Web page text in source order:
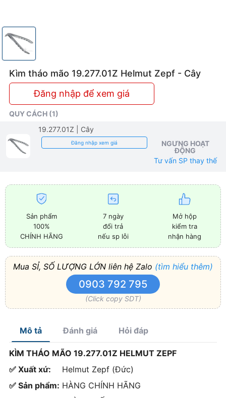
Kìm tháo mão 19.277.01Z Helmut Zepf - Cây
Đăng nhập để xem giá
QUY CÁCH (1)
19.277.01Z
| Cây
Đăng nhập xem giá
NGƯNG HOẠT
ĐỘNG
Tư vấn SP thay thế
Sản phẩm
100%
CHÍNH HÃNG
7 ngày
đổi trả
nếu sp lỗi
Mở hộp
kiểm tra
nhận hàng
Mua SỈ, SỐ LƯỢNG LỚN liên hệ Zalo (tìm hiểu thêm)
0903 792 795
(Click copy SDT)
Mô tả Đánh giá Hỏi đáp
KÌM THÁO MÃO 19.277.01Z HELMUT ZEPF
✅ Xuất xứ:
Helmut Zepf (Đức)
✅ Sản phẩm: HÀNG CHÍNH HÃNG